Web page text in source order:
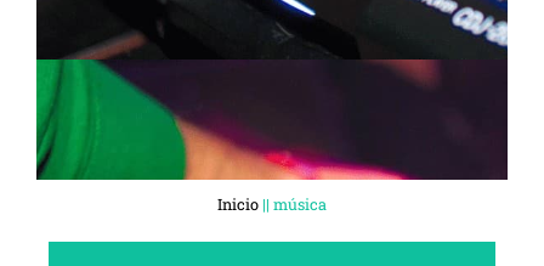
Inicio || música